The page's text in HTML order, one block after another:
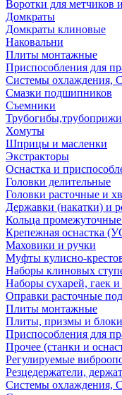
Воротки для метчиков
Домкраты
Домкраты клиновые
Наковальни
Плиты монтажные
Приспособления для
Системы охлаждения,
Смазки подшипников
Съемники
Хомуты
Шприцы и масленки
Экстракторы
Оснастка и
Головки делительные
Головки расточные и
Державки (накатки) и
Кольца
Крепежная оснастка
Маховики и ручки
Муфты кулисно-
Наборы клиновых
Наборы сухарей, гаек
Оправки расточные
Плиты монтажные
Плиты, призмы и
Приспособления для
Прочее (станки и
Регулируемые
Резцедержатели,
Системы охлаждения,